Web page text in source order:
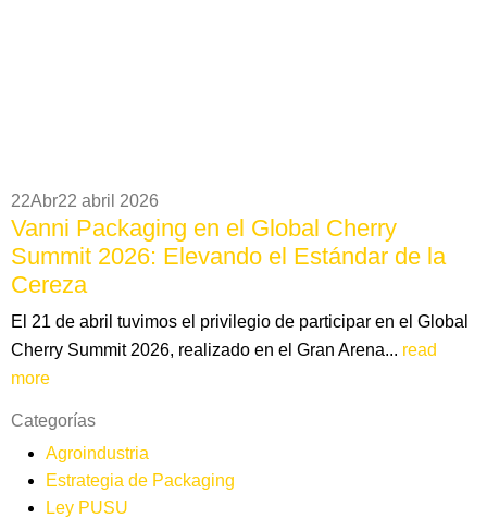
22Abr22 abril 2026
Vanni Packaging en el Global Cherry
Summit 2026: Elevando el Estándar de la
Cereza
El 21 de abril tuvimos el privilegio de participar en el Global
Cherry Summit 2026, realizado en el Gran Arena... read
more
Categorías
Agroindustria
Estrategia de Packaging
Ley PUSU